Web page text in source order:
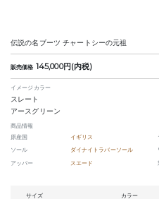
伝説の名ブーツ チャートシーの元祖
販売価格 145,000円(内税)
イメージカラー
スレート
アースグリーン
商品情報
原産国
イギリス
ソール
ダイナイトラバーソール
アッパー
スエード
サイズ カラー